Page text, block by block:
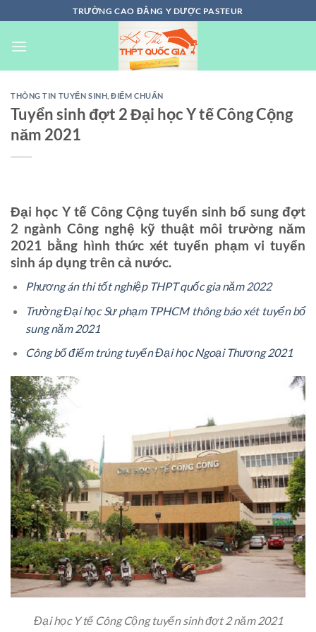
đến
nội
TRƯỜNG CAO ĐẲNG Y DƯỢC PASTEUR
THÔNG TIN TUYỂN SINH ,ĐIỂM CHUẨN
Tuyển sinh đợt 2 Đại học Y tế Công Cộng
năm 2021
Đại học Y tế Công Cộng tuyển sinh bổ sung đợt
2 ngành Công nghệ kỹ thuật môi trường năm
2021 bằng hình thức xét tuyển phạm vi tuyển
sinh áp dụng trên cả nước.
Phương án thi tốt nghiệp THPT quốc gia năm 2022
Trường Đại học Sư phạm TPHCM thông báo xét tuyển bổ
sung năm 2021
Công bố điểm trúng tuyển Đại học Ngoại Thương 2021
Đại học Y tế Công Cộng tuyển sinh đợt 2 năm 2021